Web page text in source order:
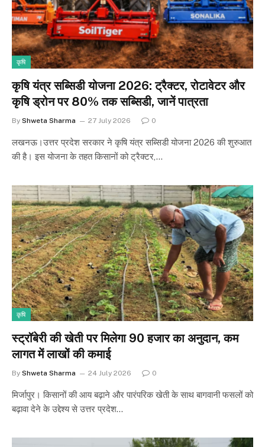
कृषि
कृषि यंत्र सब्सिडी योजना 2026: ट्रैक्टर, रोटावेटर और
कृषि ड्रोन पर 80% तक सब्सिडी, जानें पात्रता
By Shweta Sharma 27 July 2026 0
लखनऊ।उत्तर प्रदेश सरकार ने कृषि यंत्र सब्सिडी योजना 2026 की शुरुआत
की है। इस योजना के तहत किसानों को ट्रैक्टर,…
कृषि
स्ट्रॉबेरी की खेती पर मिलेगा 90 हजार का अनुदान, कम
लागत में लाखों की कमाई
By Shweta Sharma 24 July 2026 0
मिर्जापुर। किसानों की आय बढ़ाने और पारंपरिक खेती के साथ बागवानी फसलों को
बढ़ावा देने के उद्देश्य से उत्तर प्रदेश…